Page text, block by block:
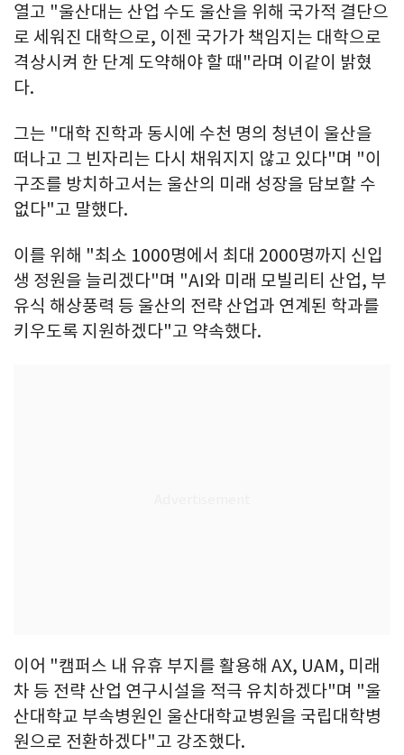
열고 "울산대는 산업 수도 울산을 위해 국가적 결단으
로 세워진 대학으로, 이젠 국가가 책임지는 대학으로
격상시켜 한 단계 도약해야 할 때"라며 이같이 밝혔
다.
그는 "대학 진학과 동시에 수천 명의 청년이 울산을
떠나고 그 빈자리는 다시 채워지지 않고 있다"며 "이
구조를 방치하고서는 울산의 미래 성장을 담보할 수
없다"고 말했다.
이를 위해 "최소 1000명에서 최대 2000명까지 신입
생 정원을 늘리겠다"며 "AI와 미래 모빌리티 산업, 부
유식 해상풍력 등 울산의 전략 산업과 연계된 학과를
키우도록 지원하겠다"고 약속했다.
이어 "캠퍼스 내 유휴 부지를 활용해 AX, UAM, 미래
차 등 전략 산업 연구시설을 적극 유치하겠다"며 "울
산대학교 부속병원인 울산대학교병원을 국립대학병
원으로 전환하겠다"고 강조했다.